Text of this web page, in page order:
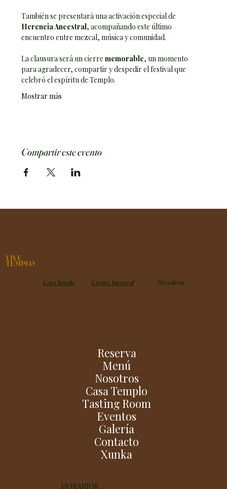
También se presentará una activación especial de
Herencia Ancestral, acompañando este último
encuentro entre mezcal, música y comunidad.
La clausura será un cierre memorable, un momento
para agradecer, compartir y despedir el festival que
celebró el espíritu de Templo.
Mostrar más
Compartir este evento
VIVE
TEMPLO
Casa Templo Cocina Ancestral Mezcalería
Reserva
Menú
Nosotros
Casa Templo
Tasting Room
Eventos
Galería
Contacto
Xunka
HORARIOS